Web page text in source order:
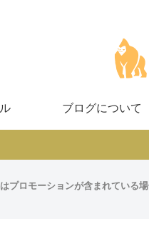
ブログについて
プロモーションが含まれている場